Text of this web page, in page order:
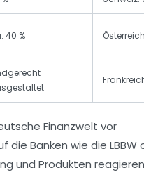
40 %
Finanzwelt vor
Banken wie die LBBW
und Produkten